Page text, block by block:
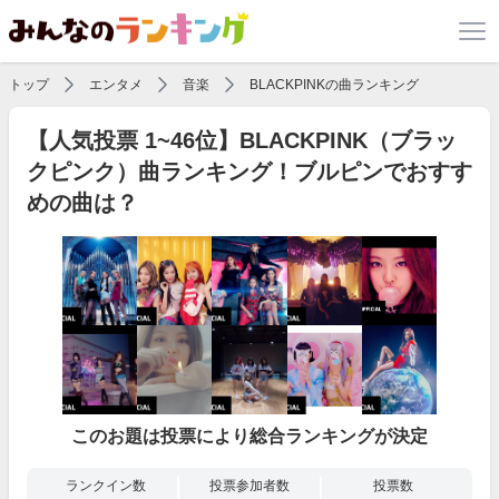
トップ エンタメ 音楽 BLACKPINKの曲ランキング
【人気投票 1~46位】BLACKPINK（ブラッ
クピンク）曲ランキング！ブルピンでおすす
めの曲は？
このお題は投票により総合ランキングが決定
ランクイン数 投票参加者数 投票数